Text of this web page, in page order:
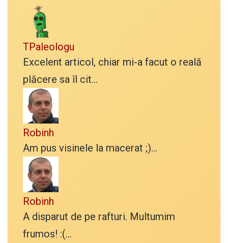
TPaleologu
Excelent articol, chiar mi-a facut o reală
plăcere sa îl cit...
Robinh
Am pus visinele la macerat ;)...
Robinh
A disparut de pe rafturi. Multumim
frumos! :(...